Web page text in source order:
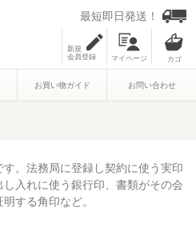
最短即日発送！
新規
会員登録
マイページ
お買い物ガイド お問い合わせ
。法務局に登録し契約に使う実印
入れに使う銀行印、書類がその会
する角印など。